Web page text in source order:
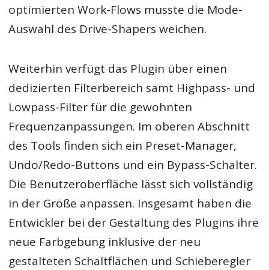
optimierten Work-Flows musste die Mode-
Auswahl des Drive-Shapers weichen.
Weiterhin verfügt das Plugin über einen
dedizierten Filterbereich samt Highpass- und
Lowpass-Filter für die gewohnten
Frequenzanpassungen. Im oberen Abschnitt
des Tools finden sich ein Preset-Manager,
Undo/Redo-Buttons und ein Bypass-Schalter.
Die Benutzeroberfläche lässt sich vollständig
in der Größe anpassen. Insgesamt haben die
Entwickler bei der Gestaltung des Plugins ihre
neue Farbgebung inklusive der neu
gestalteten Schaltflächen und Schieberegler